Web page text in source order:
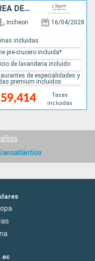
JAPÓN, ESTADOS UNIDOS, COREA DEL SUR, CANADÁ
Incheon 16/04/2028
Tasas
incluidas
incluidas
pre-crucero incluida*
de lavanderia incluido
de especialidades y
premium incluidos